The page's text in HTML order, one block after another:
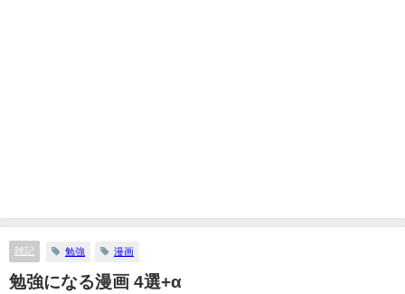
雑記 勉強 漫画
勉強になる漫画 4選+α